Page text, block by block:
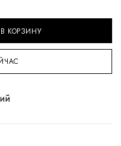
В КОРЗИНУ